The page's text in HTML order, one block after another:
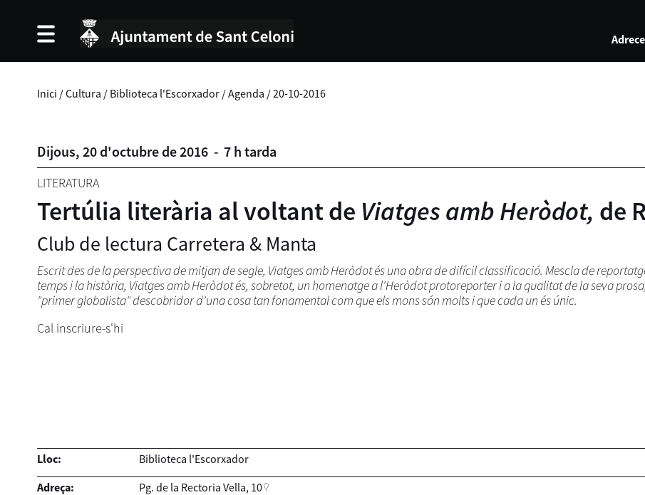
Inici /Cultura / Biblioteca l'Escorxador /Agenda /20-10-2016
Dijous, 20 d'octubre de2016 - 7 h tarda
LITERATURA
Tertúlia literària al voltant de Viatges amb Heròdot, de
Club de lectura Carretera & Manta
Escrit des de la perspectiva de mitjan de segle, Viatges amb Heròdot és una obra de difícil classificació. Mescla de
temps i la història, Viatges amb Heròdot és, sobretot, un homenatge a l'Heròdot protoreporter i a la qualitat de la seva
"primer globalista" descobridor d'una cosa tan fonamental com que els mons són molts i que cada un és únic.
Cal inscriure-s'hi
Lloc:
Biblioteca l'Escorxador
Adreça:
Pg. de la Rectoria Vella, 10